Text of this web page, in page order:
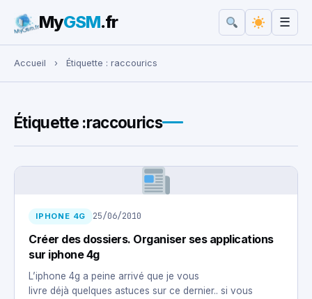
Rechercher :
MyGSM.fr ☰
Accueil › Étiquette : raccourics
Étiquette :raccourics
IPHONE 4G 25/06/2010
Créer des dossiers. Organiser ses applications
sur iphone 4g
L’iphone 4g a peine arrivé que je vous
livre déjà quelques astuces sur ce dernier.. si vous